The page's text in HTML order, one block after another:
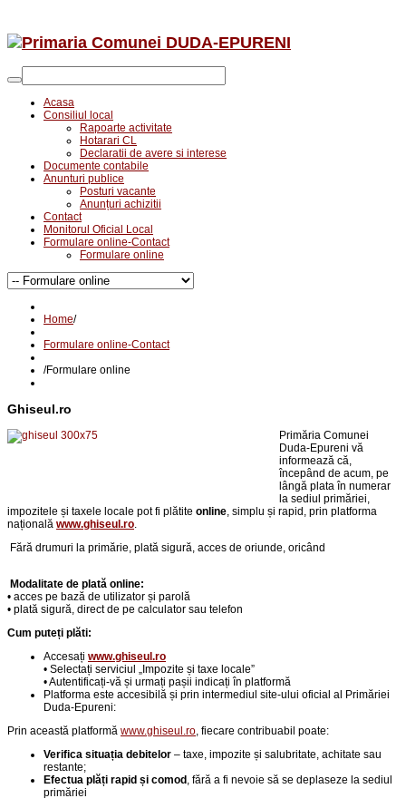
Acasa
Consiliul local
Rapoarte activitate
Hotarari CL
Declaratii de avere si interese
Documente contabile
Anunturi publice
Posturi vacante
Anunțuri achizitii
Contact
Monitorul Oficial Local
Formulare online-Contact
Formulare online
Home/
Formulare online-Contact
/Formulare online
Ghiseul.ro
Primăria Comunei
Duda-Epureni vă
informează că,
începând de acum, pe
lângă plata în numerar
la sediul primăriei,
impozitele și taxele locale pot fi plătite online, simplu și rapid, prin platforma
națională www.ghiseul.ro.
Fără drumuri la primărie, p lată sigură, acces de oriunde, oricând
Modalitate de plată online:
• acces pe bază de utilizator și parolă
• plată sigură, direct de pe calculator sau telefon
Cum puteți plăti:
Accesați www.ghiseul.ro
• Selectați serviciul „Impozite și taxe locale”
• Autentificați-vă și urmați pașii indicați în platformă
Platforma este accesibilă și prin intermediul site-ului oficial al Primăriei
Duda-Epureni:
Prin această platformă www.ghiseul.ro, fiecare contribuabil poate:
Verifica situația debitelor – taxe, impozite și salubritate, achitate sau
restante;
Efectua plăți rapid și comod , fără a fi nevoie să se deplaseze la sediul
primăriei